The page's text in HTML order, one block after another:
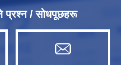
प्रश्न / सोधपूछहरू